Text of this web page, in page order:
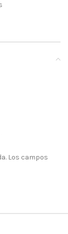
Los campos